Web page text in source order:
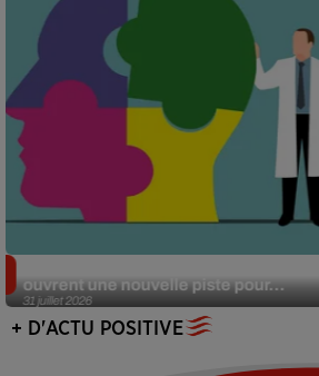
31 juillet 2026
ouvrent une nouvelle piste pour...
+ D'ACTU POSITIVE